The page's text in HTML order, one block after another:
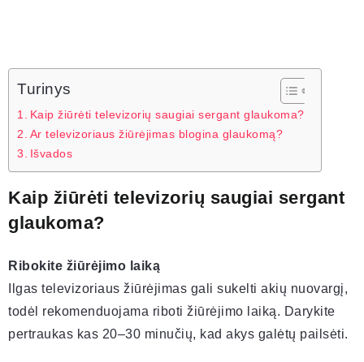
Turinys
Kaip žiūrėti televizorių saugiai sergant glaukoma?
Ar televizoriaus žiūrėjimas blogina glaukomą?
Išvados
Kaip žiūrėti televizorių saugiai sergant
glaukoma?
Ribokite žiūrėjimo laiką
Ilgas televizoriaus žiūrėjimas gali sukelti akių nuovargį,
todėl rekomenduojama riboti žiūrėjimo laiką. Darykite
pertraukas kas 20–30 minučių, kad akys galėtų pailsėti.